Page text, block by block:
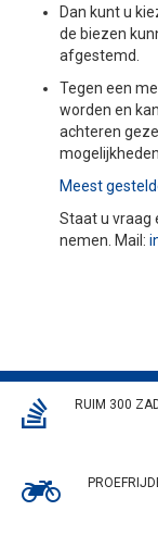
Dan kunt u
de biezen
afgestemd.
Tegen een
worden en
achteren
mogelijkheden.
Meest
Staat u vraag
nemen. Mail:
RUIM 300